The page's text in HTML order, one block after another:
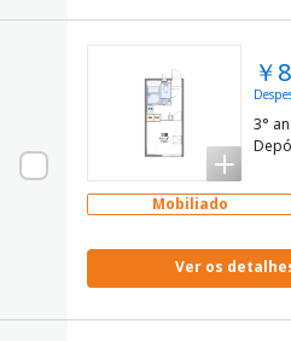
￥
3°
Mobiliado
Ver os